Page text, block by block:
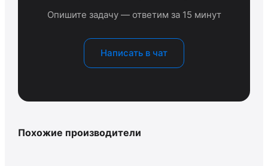
Опишите задачу — ответим за 15 минут
Написать в чат
Похожие производители